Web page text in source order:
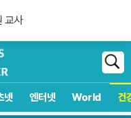
검
색
넷 엔터넷 World 건
교사